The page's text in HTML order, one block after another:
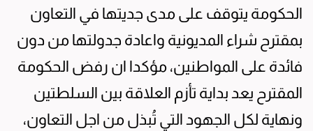
الحكومة يتوقف على مدى جديتها في التعاون
بمقترح شراء المديونية واعادة جدولتها من دون
فائدة على المواطنين، مؤكدا ان رفض الحكومة
المقترح يعد بداية تأزم العلاقة بين السلطتين
ونهاية لكل الجهود التي تُبذل من اجل التعاون،